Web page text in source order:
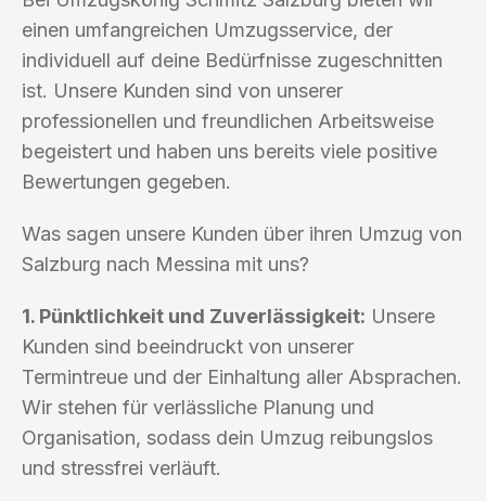
einen umfangreichen Umzugsservice, der
individuell auf deine Bedürfnisse zugeschnitten
ist. Unsere Kunden sind von unserer
professionellen und freundlichen Arbeitsweise
begeistert und haben uns bereits viele positive
Bewertungen gegeben.
Was sagen unsere Kunden über ihren Umzug von
Salzburg nach Messina mit uns?
1. Pünktlichkeit und Zuverlässigkeit: Unsere
Kunden sind beeindruckt von unserer
Termintreue und der Einhaltung aller Absprachen.
Wir stehen für verlässliche Planung und
Organisation, sodass dein Umzug reibungslos
und stressfrei verläuft.